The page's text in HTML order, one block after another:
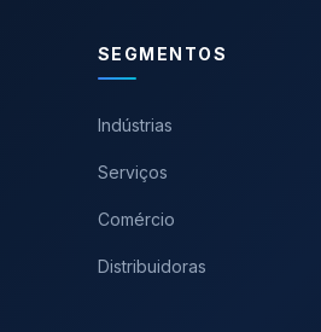
SEGMENTOS
Indústrias
Serviços
Comércio
Distribuidoras